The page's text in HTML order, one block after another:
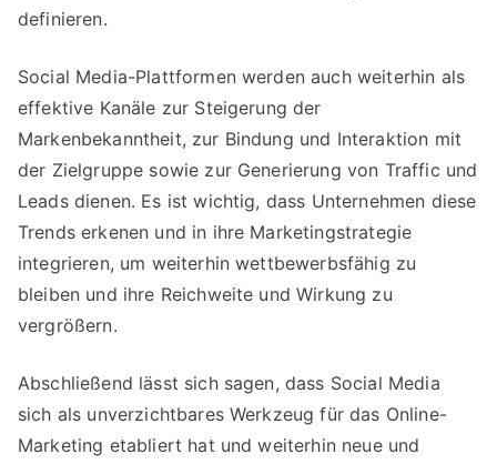
definieren.
Social Media-Plattformen werden auch weiterhin als
effektive Kanäle zur Steigerung der
Markenbekanntheit, zur Bindung und Interaktion mit
der Zielgruppe sowie zur Generierung von Traffic und
Leads dienen. Es ist wichtig, dass Unternehmen diese
Trends erkenen und in ihre Marketingstrategie
integrieren, um weiterhin wettbewerbsfähig zu
bleiben und ihre Reichweite und Wirkung zu
vergrößern.
Abschließend lässt sich sagen, dass Social Media
sich als unverzichtbares Werkzeug für das Online-
Marketing etabliert hat und weiterhin neue und